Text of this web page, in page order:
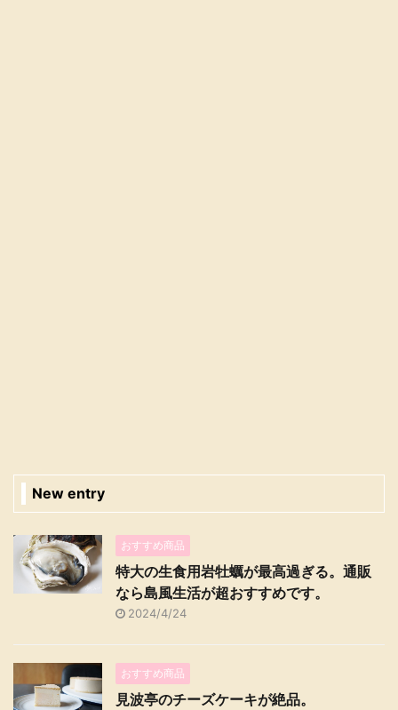
New entry
おすすめ商品
特大の生食用岩牡蠣が最高過ぎる。通販
なら島風生活が超おすすめです。
2024/4/24
おすすめ商品
見波亭のチーズケーキが絶品。